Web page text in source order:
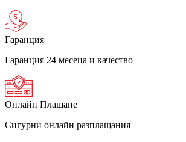
Гаранция
Гаранция 24 месеца и качество
Онлайн Плащане
Сигурни онлайн разплащания